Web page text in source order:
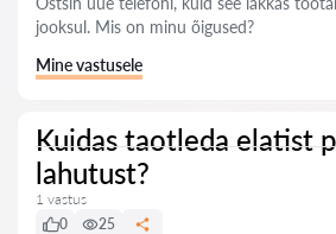
jooksul. Mis on minu õigused?
Mine vastusele
Kuidas taotleda elatist
lahutust?
1 vastus
0
25